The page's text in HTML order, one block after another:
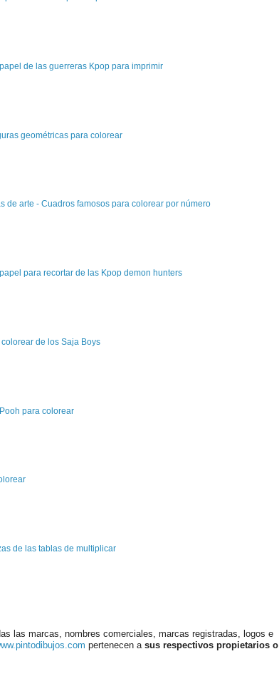
de las guerreras Kpop para imprimir
geométricas para colorear
de arte - Cuadros famosos para colorear por número
para recortar de las Kpop demon hunters
de los Saja Boys
para colorear
de las tablas de multiplicar
las marcas, nombres comerciales, marcas registradas, logos e
pertenecen a sus respectivos propietarios o